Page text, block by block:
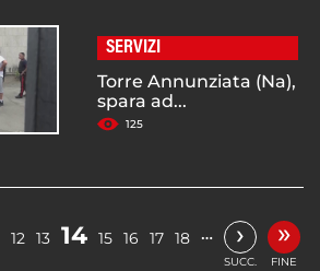
SERVIZI
Torre Annunziata (Na),
spara ad...
125
12 13 14 15 16 17 18 … ›
SUCC.
»
FINE